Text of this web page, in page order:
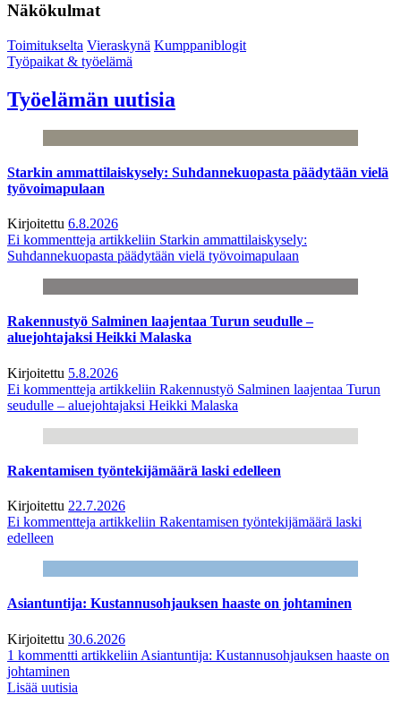
Näkökulmat
Toimitukselta Vieraskynä Kumppaniblogit
Työpaikat & työelämä
Työelämän uutisia
Starkin ammattilaiskysely: Suhdannekuopasta päädytään vielä
työvoimapulaan
Kirjoitettu 6.8.2026
Ei kommentteja artikkeliin Starkin ammattilaiskysely:
Suhdannekuopasta päädytään vielä työvoimapulaan
Rakennustyö Salminen laajentaa Turun seudulle –
aluejohtajaksi Heikki Malaska
Kirjoitettu 5.8.2026
Ei kommentteja artikkeliin Rakennustyö Salminen laajentaa Turun
seudulle – aluejohtajaksi Heikki Malaska
Rakentamisen työntekijämäärä laski edelleen
Kirjoitettu 22.7.2026
Ei kommentteja artikkeliin Rakentamisen työntekijämäärä laski
edelleen
Asiantuntija: Kustannusohjauksen haaste on johtaminen
Kirjoitettu 30.6.2026
1 kommentti artikkeliin Asiantuntija: Kustannusohjauksen haaste on
johtaminen
Lisää uutisia